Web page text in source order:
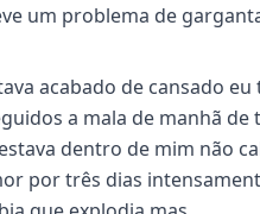
um problema de
acabado de cansado eu
a mala de manhã de
dentro de mim não
por três dias